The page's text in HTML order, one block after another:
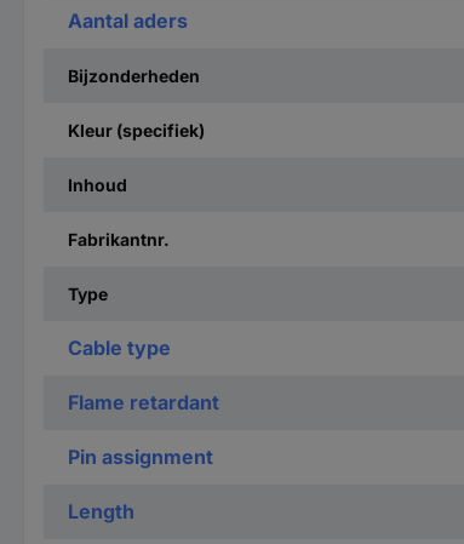
Aantal aders
Bijzonderheden
Kleur (specifiek)
Inhoud
Fabrikantnr.
Type
Cable type
Flame retardant
Pin assignment
Length